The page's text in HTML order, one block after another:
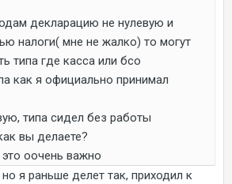
декларацию не нулевую и
налоги( мне не жалко) то могут
типа где касса или бсо
как я официально принимал
типа сидел без работы
вы делаете?
оочень важно
я раньше делет так, приходил к